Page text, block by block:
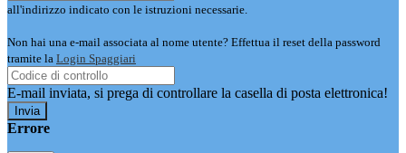
all'indirizzo indicato con le istruzioni necessarie.
Non hai una e-mail associata al nome utente? Effettua il reset della password
tramite la Login Spaggiari
E-mail inviata, si prega di controllare la casella di posta elettronica!
Errore